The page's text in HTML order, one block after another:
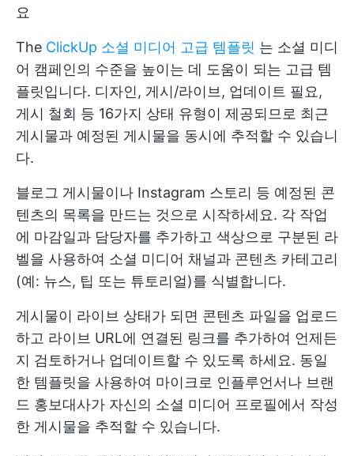
요
The ClickUp 소셜 미디어 고급 템플릿 는 소셜 미디
어 캠페인의 수준을 높이는 데 도움이 되는 고급 템
플릿입니다. 디자인, 게시/라이브, 업데이트 필요,
게시 철회 등 16가지 상태 유형이 제공되므로 최근
게시물과 예정된 게시물을 동시에 추적할 수 있습니
다.
블로그 게시물이나 Instagram 스토리 등 예정된 콘
텐츠의 목록을 만드는 것으로 시작하세요. 각 작업
에 마감일과 담당자를 추가하고 색상으로 구분된 라
벨을 사용하여 소셜 미디어 채널과 콘텐츠 카테고리
(예: 뉴스, 팁 또는 튜토리얼)를 식별합니다.
게시물이 라이브 상태가 되면 콘텐츠 파일을 업로드
하고 라이브 URL에 연결된 링크를 추가하여 언제든
지 검토하거나 업데이트할 수 있도록 하세요. 동일
한 템플릿을 사용하여 마이크로 인플루언서나 브랜
드 홍보대사가 자신의 소셜 미디어 프로필에서 작성
한 게시물을 추적할 수 있습니다.